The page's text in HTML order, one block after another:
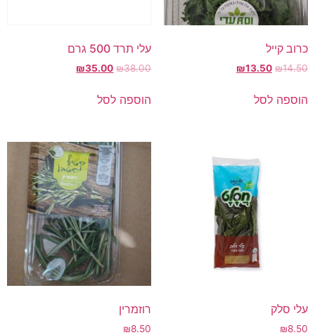
כרוב קייל
₪14.50
₪13.50
הוספה לסל
עלי תרד 500 גרם
₪38.00
₪35.00
הוספה לסל
עלי סלק
₪8.50
רוזמרין
₪8.50